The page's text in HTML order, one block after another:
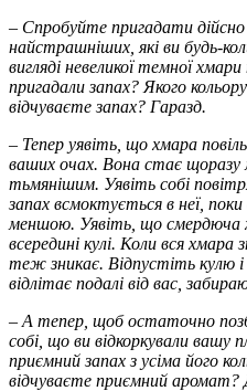
– Спробуйте пригадати
найстрашніших, які ви будь-
вигляді невеликої темної
пригадали запах? Якого
відчуваєте запах? Гаразд.
– Тепер уявіть, що хмара
ваших очах. Вона стає щоразу
тьмянішим. Уявіть собі
запах всмоктується в неї,
меншою. Уявіть, що смердюча
всередині кулі. Коли вся хмара
теж зникає. Відпустіть кулю
відлітає подалі від вас,
– А тепер, щоб остаточно
собі, що ви відкоркували вашу
приємний запах з усіма його
відчуваєте приємний аромат?